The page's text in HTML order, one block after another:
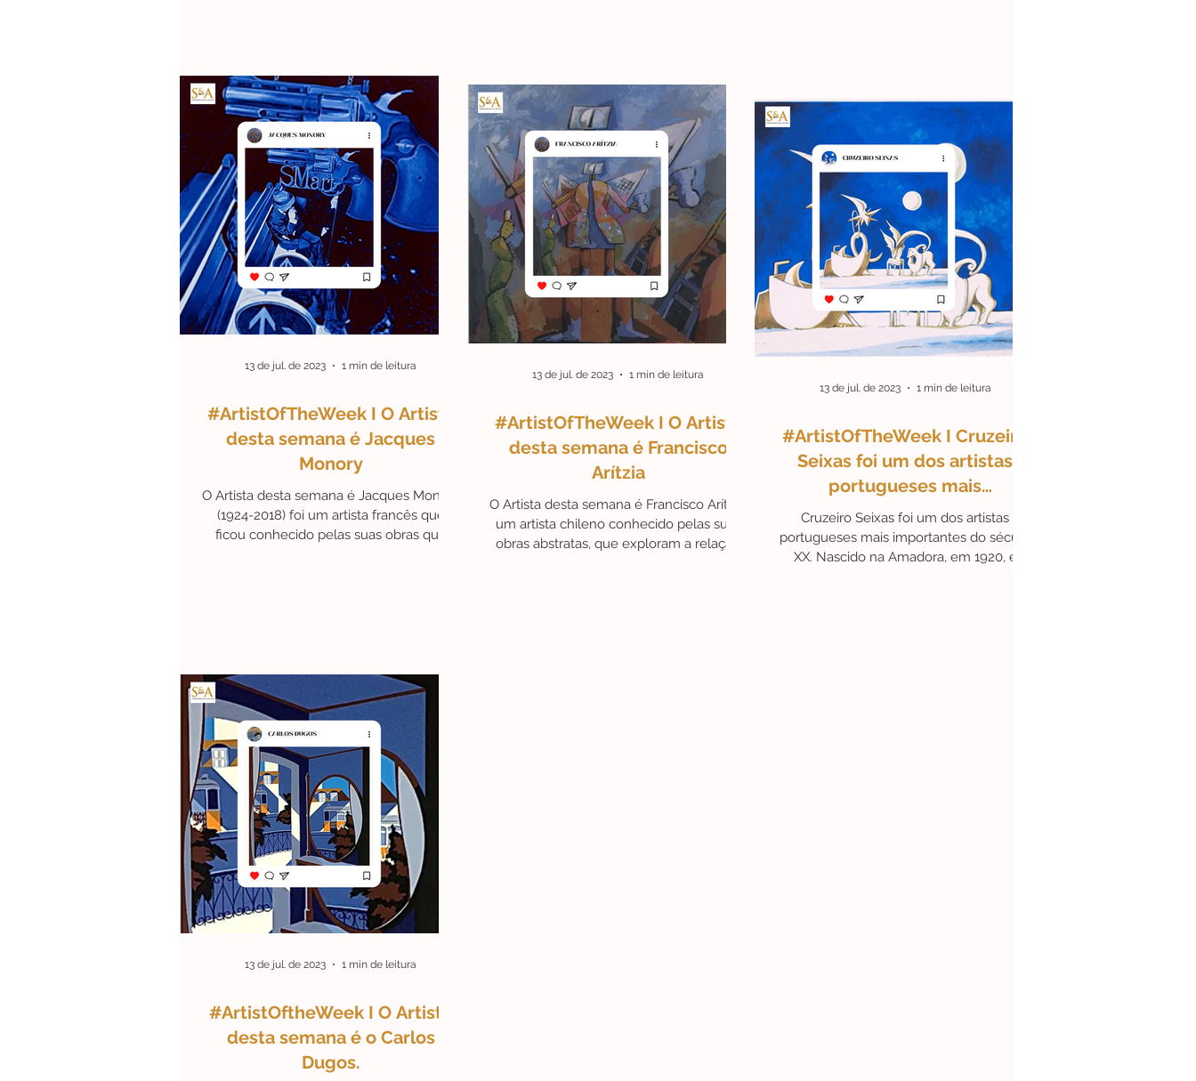
#ArtistOfTheWeek I O Artista
desta semana é Jacques
Monory
O Artista desta semana é Jacques Monory
(1924-2018) foi um artista francês que
ficou conhecido pelas suas obras que
13 de jul. de 2023 1 min de leitura
#ArtistOfTheWeek I O Artista
desta semana é Francisco
Arítzia
O Artista desta semana é Francisco Arítzia,
um artista chileno conhecido pelas suas
obras abstratas, que exploram a relação
13 de jul. de 2023 1 min de leitura
#ArtistOfTheWeek I Cruzeiro
Seixas foi um dos artistas
portugueses mais
importantes do século XX.
Cruzeiro Seixas foi um dos artistas
portugueses mais importantes do século
XX. Nascido na Amadora, em 1920, é
13 de jul. de 2023 1 min de leitura
#ArtistOftheWeek I O Artista
desta semana é o Carlos
Dugos.
13 de jul. de 2023 1 min de leitura